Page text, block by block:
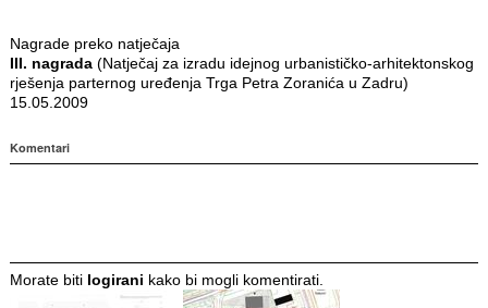
Nagrade preko natječaja
III. nagrada(Natječaj za izradu idejnog urbanističko-arhitektonskog
rješenja parternog uređenja Trga Petra Zoranića u Zadru)
15.05.2009
Komentari
Morate biti logirani kako bi mogli komentirati.